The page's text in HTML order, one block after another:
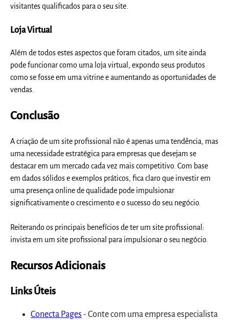
visitantes qualificados para o seu site.
Loja Virtual
Além de todos estes aspectos que foram citados, um site ainda
pode funcionar como uma loja virtual, expondo seus produtos
como se fosse em uma vitrine e aumentando as oportunidades de
vendas.
Conclusão
A criação de um site profissional não é apenas uma tendência, mas
uma necessidade estratégica para empresas que desejam se
destacar em um mercado cada vez mais competitivo. Com base
em dados sólidos e exemplos práticos, fica claro que investir em
uma presença online de qualidade pode impulsionar
significativamente o crescimento e o sucesso do seu negócio.
Reiterando os principais benefícios de ter um site profissional:
invista em um site profissional para impulsionar o seu negócio.
Recursos Adicionais
Links Úteis
Conecta Pages - Conte com uma empresa especialista